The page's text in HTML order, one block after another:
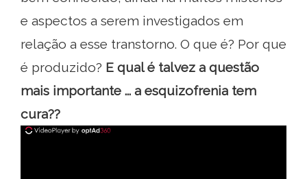
e aspectos a serem investigados em
relação a esse transtorno. O que é? Por que
é produzido? E qual é talvez a questão
mais importante ... a esquizofrenia tem
cura??